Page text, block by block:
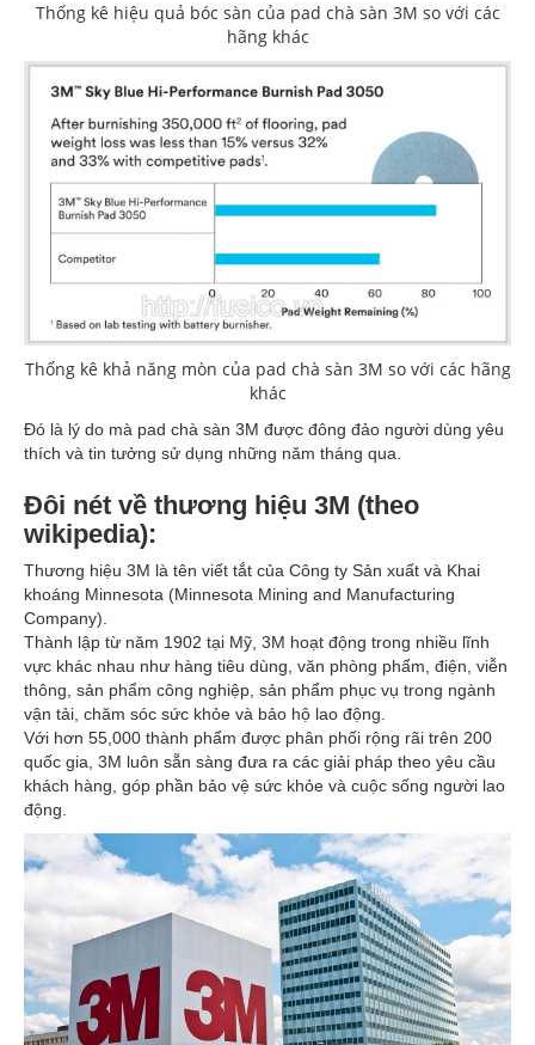
Thống kê hiệu quả bóc sàn của pad chà sàn 3M so với các
hãng khác
Thống kê khả năng mòn của pad chà sàn 3M so với các hãng
khác
Đó là lý do mà pad chà sàn 3M được đông đảo người dùng yêu
thích và tin tưởng sử dụng những năm tháng qua.
Đôi nét về thương hiệu 3M (theo
wikipedia):
Thương hiệu 3M là tên viết tắt của Công ty Sản xuất và Khai
khoáng Minnesota (Minnesota Mining and Manufacturing
Company).
Thành lập từ năm 1902 tại Mỹ, 3M hoạt động trong nhiều lĩnh
vực khác nhau như hàng tiêu dùng, văn phòng phẩm, điện, viễn
thông, sản phẩm công nghiệp, sản phẩm phục vụ trong ngành
vận tải, chăm sóc sức khỏe và bảo hộ lao động.
Với hơn 55,000 thành phẩm được phân phối rộng rãi trên 200
quốc gia, 3M luôn sẵn sàng đưa ra các giải pháp theo yêu cầu
khách hàng, góp phần bảo vệ sức khỏe và cuộc sống người lao
động.